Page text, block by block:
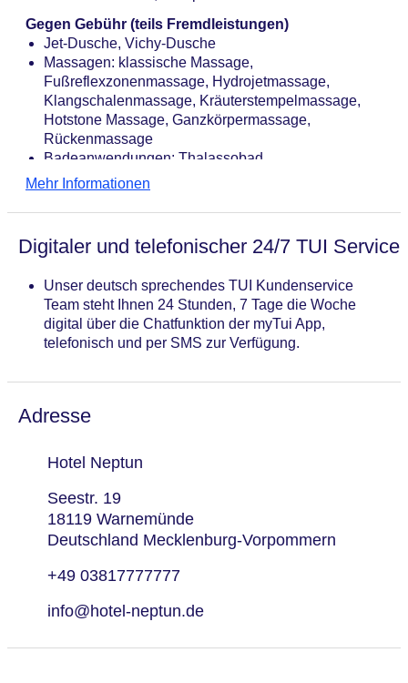
Gegen Gebühr (teils Fremdleistungen)
Jet-Dusche, Vichy-Dusche
Massagen: klassische Massage,
Fußreflexzonenmassage, Hydrojetmassage,
Klangschalenmassage, Kräuterstempelmassage,
Hotstone Massage, Ganzkörpermassage,
Rückenmassage
Badeanwendungen: Thalassobad
Medizinische Anwendungen: Rückenschule,
Beauty-/Kosmetikcenter „Beauty Farm“:
Caramel, Beauty-/Kosmetikanwendungen: Anti-
Mehr Informationen
Digitaler und telefonischer 24/7 TUI Service
Unser deutsch sprechendes TUI Kundenservice
Team steht Ihnen 24 Stunden, 7 Tage die Woche
digital über die Chatfunktion der myTui App,
telefonisch und per SMS zur Verfügung.
Adresse
Hotel Neptun
Seestr. 19
18119 Warnemünde
Deutschland Mecklenburg-Vorpommern
+49 03817777777
info@hotel-neptun.de